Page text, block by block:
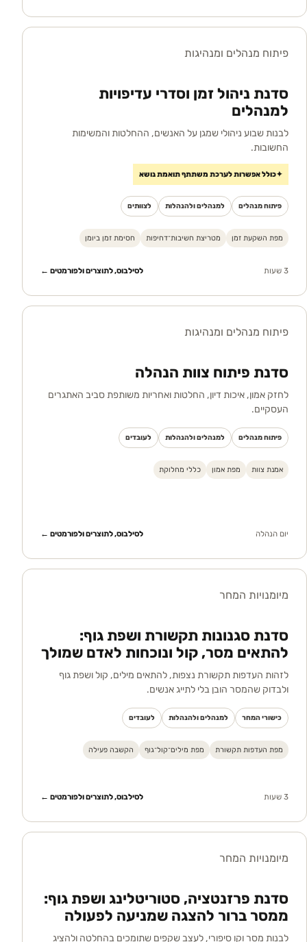
פיתוח מנהלים ומנהיגות
סדנת ניהול זמן וסדרי עדיפויות
למנהלים
לבנות שבוע ניהולי שמגן על האנשים, ההחלטות והמשימות
החשובות.
✦כולל אפשרות לערכת משתתף תואמת נושא
פיתוח מנהלים למנהלים ולהנהלות לצוותים
מפת השקעת זמן מטריצת חשיבות־דחיפות חסימת זמן ביומן
3 שעות לסילבוס, לתוצרים ולפורמטים ←
פיתוח מנהלים ומנהיגות
סדנת פיתוח צוות הנהלה
לחזק אמון, איכות דיון, החלטות ואחריות משותפת סביב האתגרים
העסקיים.
פיתוח מנהלים למנהלים ולהנהלות לעובדים
אמנת צוות מפת אמון כללי מחלוקת
יום הנהלה לסילבוס, לתוצרים ולפורמטים ←
מיומנויות המחר
סדנת סגנונות תקשורת ושפת גוף:
להתאים מסר, קול ונוכחות לאדם שמולך
לזהות העדפות תקשורת נצפות, להתאים מילים, קול ושפת גוף
ולבדוק שהמסר הובן בלי לתייג אנשים.
כישורי המחר למנהלים ולהנהלות לעובדים
מפת העדפות תקשורת מפת מילים־קול־גוף הקשבה פעילה
3 שעות לסילבוס, לתוצרים ולפורמטים ←
מיומנויות המחר
סדנת פרזנטציה, סטוריטלינג ושפת גוף:
ממסר ברור להצגה שמניעה לפעולה
לבנות מסר וקו סיפורי, לעצב שקפים שתומכים בהחלטה ולהציג